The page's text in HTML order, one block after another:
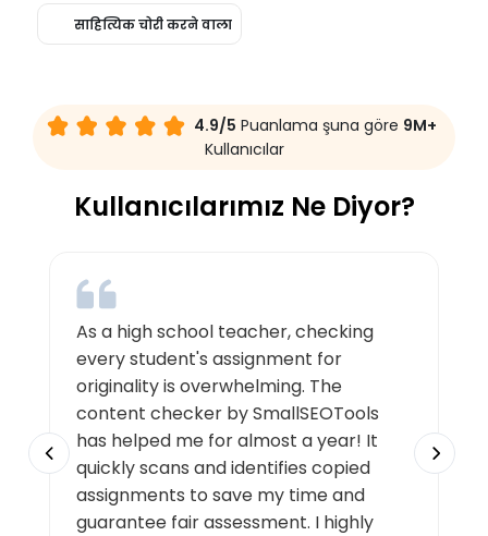
साहित्यिक चोरी करने वाला
4.9/5 Puanlama şuna göre 9M+
Kullanıcılar
Kullanıcılarımız Ne Diyor?
As a high school teacher, checking
every student's assignment for
originality is overwhelming. The
content checker by SmallSEOTools
has helped me for almost a year! It
quickly scans and identifies copied
assignments to save my time and
guarantee fair assessment. I highly